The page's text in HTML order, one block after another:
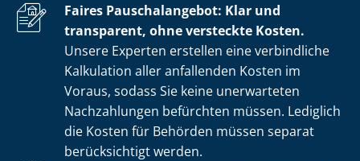
Faires Pauschalangebot: Klar und
transparent, ohne versteckte Kosten.
Unsere Experten erstellen eine verbindliche
Kalkulation aller anfallenden Kosten im
Voraus, sodass Sie keine unerwarteten
Nachzahlungen befürchten müssen. Lediglich
die Kosten für Behörden müssen separat
berücksichtigt werden.